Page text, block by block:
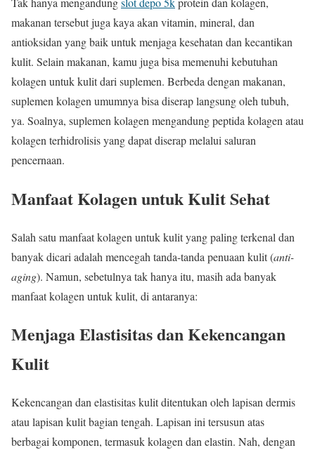
makanan tersebut juga kaya akan vitamin, mineral, dan
antioksidan yang baik untuk menjaga kesehatan dan kecantikan
kulit. Selain makanan, kamu juga bisa memenuhi kebutuhan
kolagen untuk kulit dari suplemen. Berbeda dengan makanan,
suplemen kolagen umumnya bisa diserap langsung oleh tubuh,
ya. Soalnya, suplemen kolagen mengandung peptida kolagen atau
kolagen terhidrolisis yang dapat diserap melalui saluran
pencernaan.
Manfaat Kolagen untuk Kulit Sehat
Salah satu manfaat kolagen untuk kulit yang paling terkenal dan
banyak dicari adalah mencegah tanda-tanda penuaan kulit (anti-
aging). Namun, sebetulnya tak hanya itu, masih ada banyak
manfaat kolagen untuk kulit, di antaranya:
Menjaga Elastisitas dan Kekencangan
Kulit
Kekencangan dan elastisitas kulit ditentukan oleh lapisan dermis
atau lapisan kulit bagian tengah. Lapisan ini tersusun atas
berbagai komponen, termasuk kolagen dan elastin. Nah, dengan